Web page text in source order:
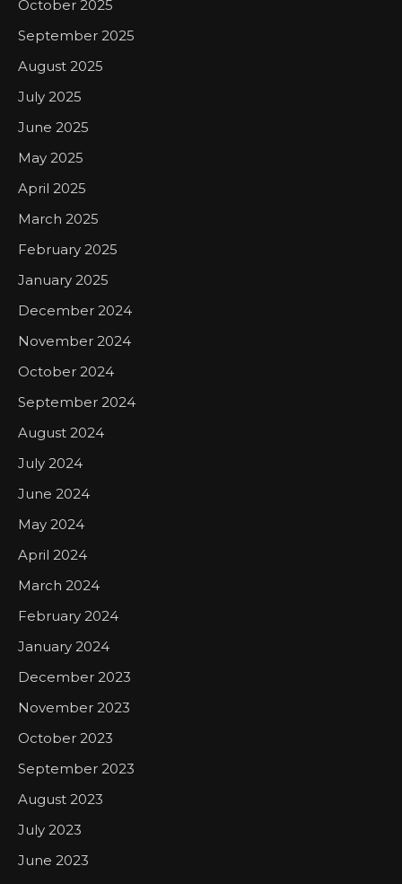
October 2025
September 2025
August 2025
July 2025
June 2025
May 2025
April 2025
March 2025
February 2025
January 2025
December 2024
November 2024
October 2024
September 2024
August 2024
July 2024
June 2024
May 2024
April 2024
March 2024
February 2024
January 2024
December 2023
November 2023
October 2023
September 2023
August 2023
July 2023
June 2023